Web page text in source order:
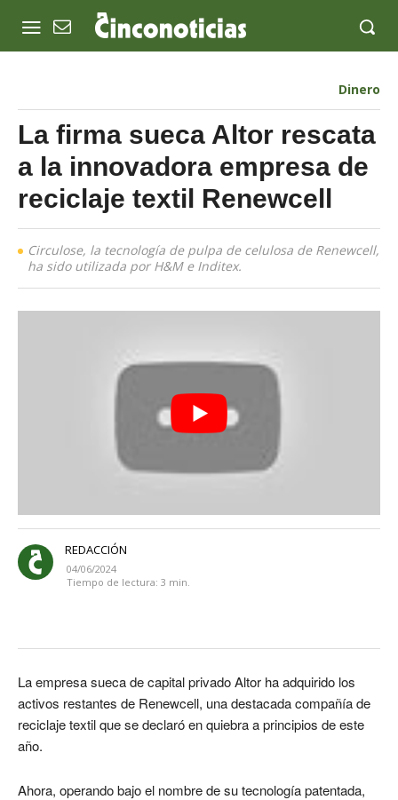
Dinero
La firma sueca Altor rescata
a la innovadora empresa de
reciclaje textil Renewcell
Circulose, la tecnología de pulpa de celulosa de Renewcell,
ha sido utilizada por H&M e Inditex.
REDACCIÓN
04/06/2024
Tiempo de lectura: 3 min.
La empresa sueca de capital privado Altor ha adquirido los
activos restantes de Renewcell, una destacada compañía de
reciclaje textil que se declaró en quiebra a principios de este
año.
Ahora, operando bajo el nombre de su tecnología patentada,